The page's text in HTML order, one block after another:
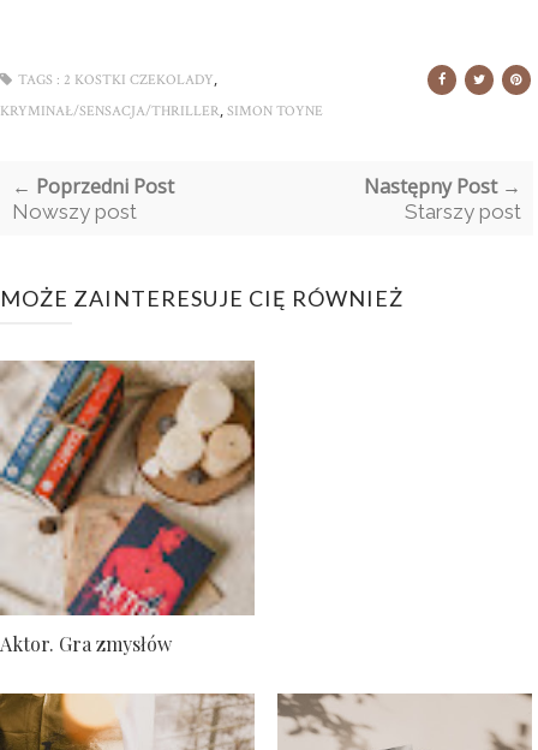
TAGS : 2 KOSTKI CZEKOLADY,
KRYMINAŁ/SENSACJA/THRILLER, SIMON TOYNE
← Poprzedni Post
Nowszy post
Następny Post →
Starszy post
MOŻE ZAINTERESUJE CIĘ RÓWNIEŻ
Aktor. Gra zmysłów